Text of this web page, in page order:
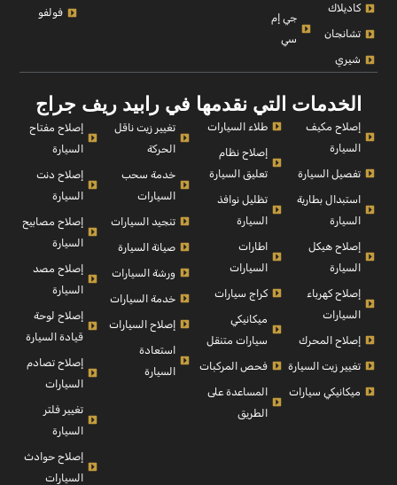
كاديلاك
تشانجان
شيري
جي إم
سي
فولفو
الخدمات التي نقدمها في رابيد ريف جراج
إصلاح مكيف
السيارة
تفصيل السيارة
استبدال بطارية
السيارة
إصلاح هيكل
السيارة
إصلاح كهرباء
السيارات
إصلاح المحرك
تغيير زيت السيارة
ميكانيكي سيارات
طلاء السيارات
إصلاح نظام
تعليق السيارة
تظليل نوافذ
السيارة
اطارات
السيارات
كراج سيارات
ميكانيكي
سيارات متنقل
فحص المركبات
المساعدة على
الطريق
تغيير زيت ناقل
الحركة
خدمة سحب
السيارات
تنجيد السيارات
صيانة السيارة
ورشة السيارات
خدمة السيارات
إصلاح السيارات
استعادة
السيارة
إصلاح مفتاح
السيارة
إصلاح دنت
السيارة
إصلاح مصابيح
السيارة
إصلاح مصد
السيارة
إصلاح لوحة
قيادة السيارة
إصلاح تصادم
السيارات
تغيير فلتر
السيارة
إصلاح حوادث
السيارات